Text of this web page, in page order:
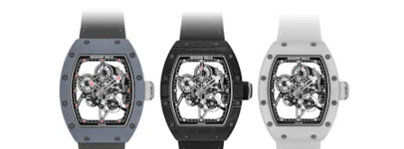
55-01で帰ってきた